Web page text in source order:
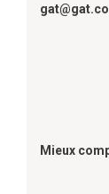
Mieux